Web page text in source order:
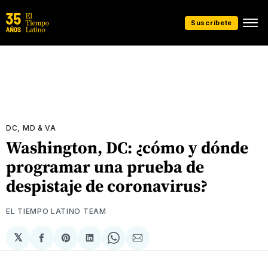
Suscríbete
DC, MD & VA
Washington, DC: ¿cómo y dónde
programar una prueba de
despistaje de coronavirus?
EL TIEMPO LATINO TEAM
𝕏
Compartir
en
Share
on
Compartir
en
Share
on
Compartir
via